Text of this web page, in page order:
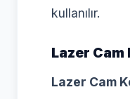
kullanılır.
Lazer Cam
Lazer Cam